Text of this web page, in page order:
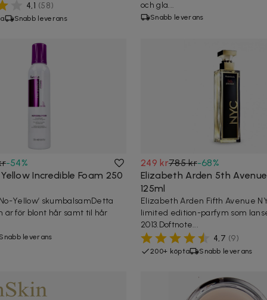
4,1 (58)
Snabb leverans
och gla...
Snabb leverans
-54%
Incredible Foam 250
Yellow’ skumbalsamDetta
är för blont hår samt til hår
leverans
249 kr785 kr-68%
Elizabeth Arden 5th Avenue
125ml
Elizabeth Arden Fifth Avenue
limited edition-parfym som
2013.Doftnote...
4,7 (9)
200+ köpta Snabb leverans